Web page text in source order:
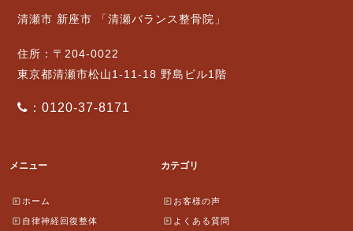
清瀬市 新座市 「清瀬バランス整骨院」
住所：〒204-0022
東京都清瀬市松山1-11-18 野島ビル1階
：0120-37-8171
メニュー
ホーム
自律神経回復整体
カテゴリ
お客様の声
よくある質問